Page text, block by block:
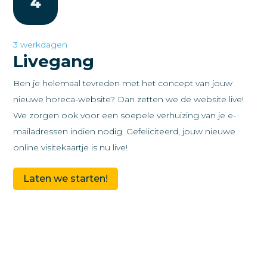
3 werkdagen
Livegang
Ben je helemaal tevreden met het concept van jouw
nieuwe horeca-website? Dan zetten we de website live!
We zorgen ook voor een soepele verhuizing van je e-
mailadressen indien nodig. Gefeliciteerd, jouw nieuwe
online visitekaartje is nu live!
Laten we starten!